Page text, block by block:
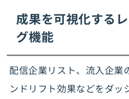
成果を可視化する
グ機能
配信企業リスト、流入企業
ンドリフト効果などをダッ